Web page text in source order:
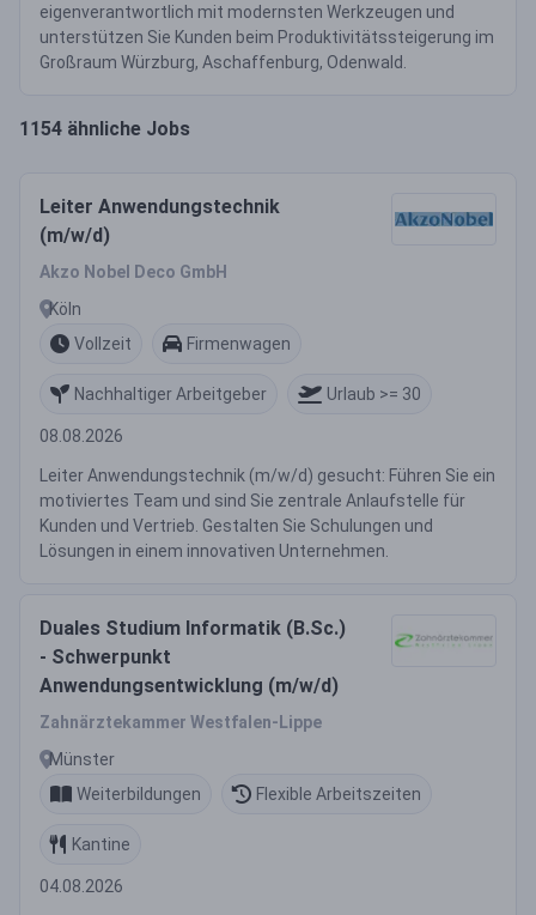
eigenverantwortlich mit modernsten Werkzeugen und
unterstützen Sie Kunden beim Produktivitätssteigerung im
Großraum Würzburg, Aschaffenburg, Odenwald.
1154 ähnliche Jobs
Leiter Anwendungstechnik
(m/w/d)
Akzo Nobel Deco GmbH
Köln
Vollzeit
Firmenwagen
Nachhaltiger Arbeitgeber Urlaub >= 30
08.08.2026
Leiter Anwendungstechnik (m/w/d) gesucht: Führen Sie ein
motiviertes Team und sind Sie zentrale Anlaufstelle für
Kunden und Vertrieb. Gestalten Sie Schulungen und
Lösungen in einem innovativen Unternehmen.
Duales Studium Informatik (B.Sc.)
- Schwerpunkt
Anwendungsentwicklung (m/w/d)
Zahnärztekammer Westfalen-Lippe
Münster
Weiterbildungen
Flexible Arbeitszeiten
Kantine
04.08.2026